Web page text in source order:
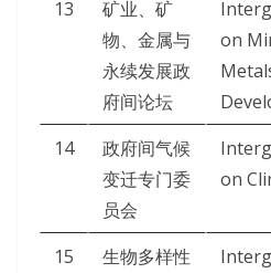
13
矿业、矿
物、金属与
永续发展政
府间论坛
on
14
政府间气候
变迁专门委
员会
on
15
生物多样性